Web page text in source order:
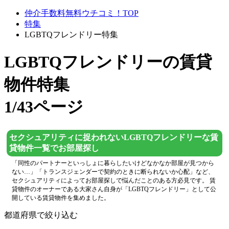
仲介手数料無料ウチコミ！TOP
特集
LGBTQフレンドリー特集
LGBTQフレンドリーの賃貸
物件特集
1/43ページ
セクシュアリティに捉われないLGBTQフレンドリーな賃
貸物件一覧でお部屋探し
「同性のパートナーといっしょに暮らしたいけどなかなか部屋が見つから
ない…」「トランスジェンダーで契約のときに断られないか心配」など、
セクシュアリティによってお部屋探しで悩んだことのある方必見です。 賃
貸物件のオーナーである大家さん自身が「LGBTQフレンドリー」として公
開している賃貸物件を集めました。
都道府県で絞り込む